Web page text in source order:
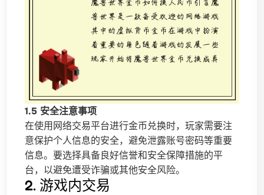
1.5 安全注意事项
在使用网络交易平台进行金币兑换时，玩家需要注
意保护个人信息的安全，避免泄露账号密码等重要
信息。要选择具备良好信誉和安全保障措施的平
台，以避免遭受诈骗或其他安全风险。
2. 游戏内交易